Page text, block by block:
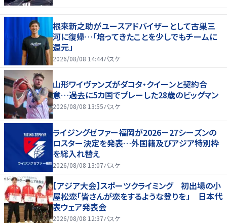
根來新之助がユースアドバイザーとして古巣三
河に復帰…「培ってきたことを少しでもチームに
還元」
2026/08/08 14:44バスケ
山形ワイヴァンズがダコタ・クイーンと契約合
意…過去に5カ国でプレーした28歳のビッグマン
2026/08/08 13:55バスケ
ライジングゼファー福岡が2026－27シーズンの
ロスター決定を発表…外国籍及びアジア特別枠
を総入れ替え
2026/08/08 13:07バスケ
【アジア大会】スポーツクライミング 初出場の小
屋松恋「皆さんが恋をするような登りを」 日本代
表ウェア発表会
2026/08/08 12:37バスケ